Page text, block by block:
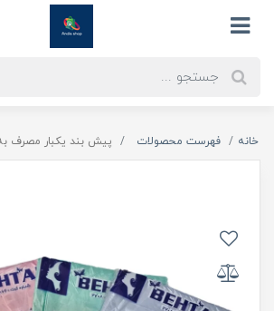
خانه فهرست محصولات پیش بند یکبار مصرف به تک